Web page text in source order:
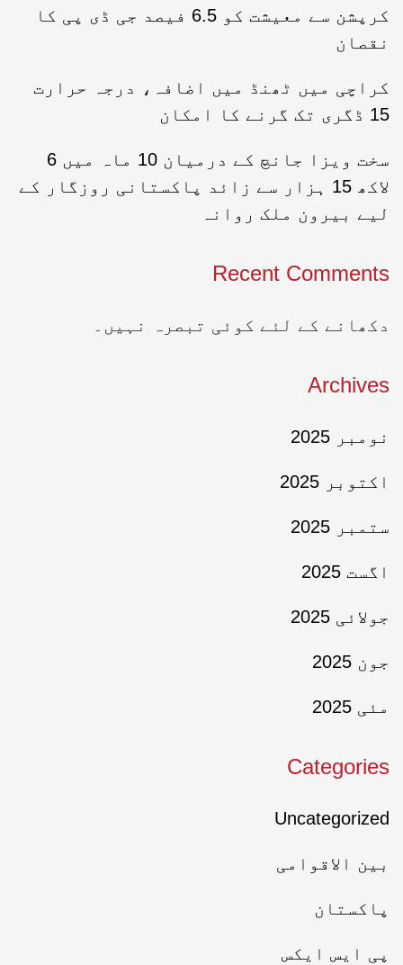
کرپشن سے معیشت کو 6.5 فیصد جی ڈی پی کا
نقصان
کراچی میں ٹھنڈ میں اضافہ، درجہ حرارت
15 ڈگری تک گرنے کا امکان
سخت ویزا جانچ کے درمیان 10 ماہ میں 6
لاکھ 15 ہزار سے زائد پاکستانی روزگار کے
لیے بیرون ملک روانہ
Recent Comments
دکھانے کے لئے کوئی تبصرہ نہیں۔
Archives
نومبر 2025
اکتوبر 2025
ستمبر 2025
اگست 2025
جولائی 2025
جون 2025
مئی 2025
Categories
Uncategorized
بین الاقوامی
پاکستان
پی ایس ایکس